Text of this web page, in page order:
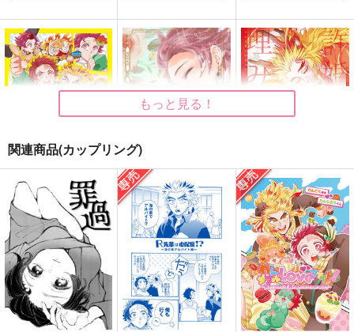
出張！アソートメント
うたげや
1,572円 （税込）
煉獄杏寿郎×竈門炭治郎
サンプル
作品詳細
あなたとともに
なるようにしかならな
い
550円（税込）
煉獄杏寿郎×竈門炭治郎
サンプル
作品詳細
許婚の君と埋み火の恋
うたげや
472円（税込）
煉獄杏寿郎×竈門炭治郎
サンプル
作品詳細
もっと見る！
関連商品(カップリング)